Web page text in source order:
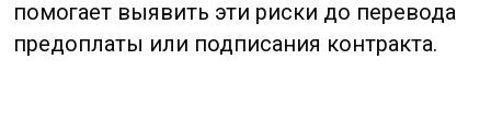
доступны). Мы изучаем доходы,
расходы и активы компании в Китае,